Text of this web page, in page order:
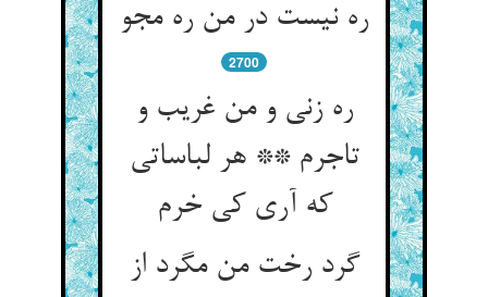
ره نیست در من ره مجو
2700
ره زنی و من غریب و
تاجرم ** هر لباساتی
که آری کی خرم‏
گرد رخت من مگرد از